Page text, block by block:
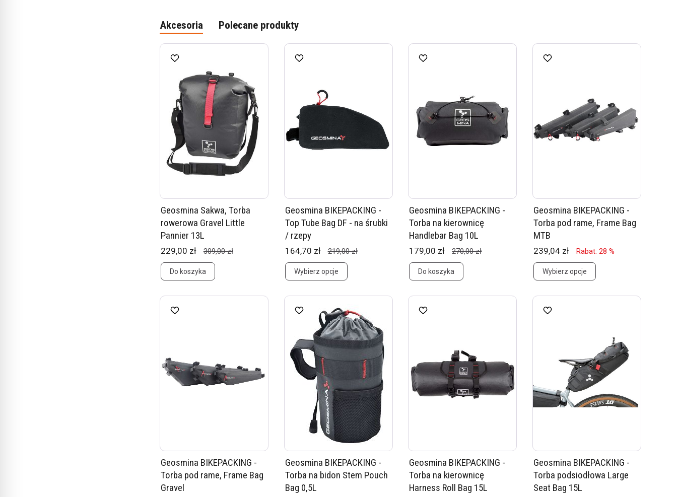
Akcesoria Polecane produkty
Geosmina Sakwa, Torba
rowerowa Gravel Little
Pannier 13L
229,00 zł 309,00 zł
Do koszyka
Geosmina BIKEPACKING -
Top Tube Bag DF - na śrubki
/ rzepy
164,70 zł 219,00 zł
Wybierz opcje
Geosmina BIKEPACKING -
Torba na kierownicę
Handlebar Bag 10L
179,00 zł 270,00 zł
Do koszyka
Geosmina BIKEPACKING -
Torba pod rame, Frame Bag
MTB
239,04 zł Rabat: 28 %
Wybierz opcje
Geosmina BIKEPACKING -
Torba pod rame, Frame Bag
Gravel
Geosmina BIKEPACKING -
Torba na bidon Stem Pouch
Bag 0,5L
Geosmina BIKEPACKING -
Torba na kierownicę
Harness Roll Bag 15L
Geosmina BIKEPACKING -
Torba podsiodłowa Large
Seat Bag 15L